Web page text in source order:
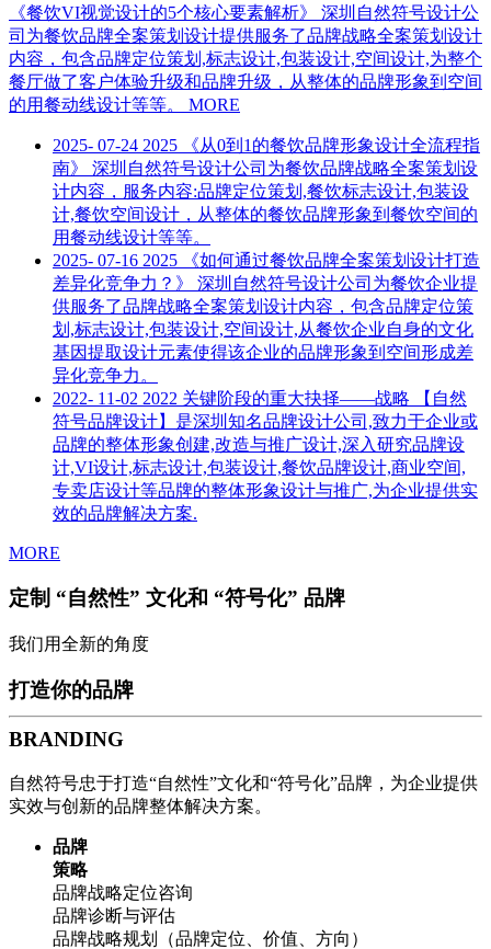
《餐饮VI视觉设计的5个核心要素解析》 深圳自然符号设计公
司为餐饮品牌全案策划设计提供服务了品牌战略全案策划设计
内容，包含品牌定位策划,标志设计,包装设计,空间设计,为整个
餐厅做了客户体验升级和品牌升级，从整体的品牌形象到空间
的用餐动线设计等等。 MORE
2025- 07-24 2025
《从0到1的餐饮品牌形象设计全流程指
南》 深圳自然符号设计公司为餐饮品牌战略全案策划设
计内容，服务内容:品牌定位策划,餐饮标志设计,包装设
计,餐饮空间设计，从整体的餐饮品牌形象到餐饮空间的
用餐动线设计等等。
2025- 07-16 2025
《如何通过餐饮品牌全案策划设计打造
差异化竞争力？》 深圳自然符号设计公司为餐饮企业提
供服务了品牌战略全案策划设计内容，包含品牌定位策
划,标志设计,包装设计,空间设计,从餐饮企业自身的文化
基因提取设计元素使得该企业的品牌形象到空间形成差
异化竞争力。
2022- 11-02 2022 关键阶段的重大抉择——战略
【自然
符号品牌设计】是深圳知名品牌设计公司,致力于企业或
品牌的整体形象创建,改造与推广设计,深入研究品牌设
计,VI设计,标志设计,包装设计,餐饮品牌设计,商业空间,
专卖店设计等品牌的整体形象设计与推广,为企业提供实
效的品牌解决方案.
MORE
定制 “自然性” 文化和 “符号化” 品牌
我们用全新的角度
打造你的品牌
BRANDING
自然符号忠于打造“自然性”文化和“符号化”品牌，为企业提供
实效与创新的品牌整体解决方案。
品牌
策略
品牌战略定位咨询
品牌诊断与评估
品牌战略规划（品牌定位、价值、方向）